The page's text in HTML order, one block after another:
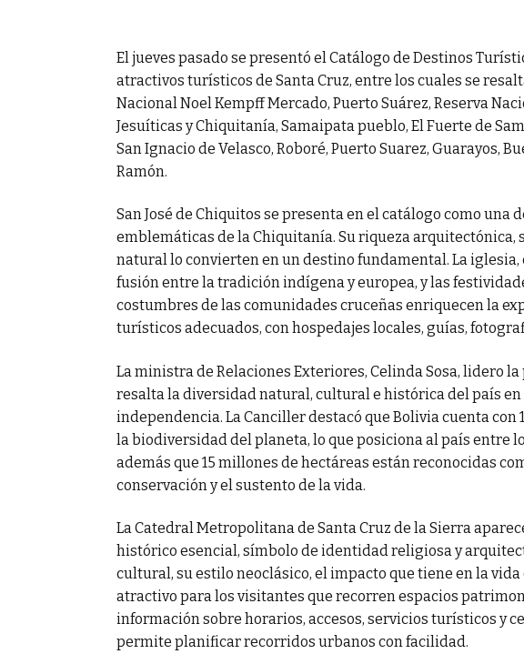
El jueves pasado se presentó el Catálogo de Destinos
atractivos turísticos de Santa Cruz, entre los cuales se
Nacional Noel Kempff Mercado, Puerto Suárez, Reserva
Jesuíticas y Chiquitanía, Samaipata pueblo, El Fuerte de
San Ignacio de Velasco, Roboré, Puerto Suarez, Guarayos,
Ramón.
San José de Chiquitos se presenta en el catálogo como una
emblemáticas de la Chiquitanía. Su riqueza arquitectónica,
natural lo convierten en un destino fundamental. La
fusión entre la tradición indígena y europea, y las
costumbres de las comunidades cruceñas enriquecen la
turísticos adecuados, con hospedajes locales, guías,
La ministra de Relaciones Exteriores, Celinda Sosa, lidero
resalta la diversidad natural, cultural e histórica del país
independencia. La Canciller destacó que Bolivia cuenta con
la biodiversidad del planeta, lo que posiciona al país entre
además que 15 millones de hectáreas están reconocidas
conservación y el sustento de la vida.
La Catedral Metropolitana de Santa Cruz de la Sierra
histórico esencial, símbolo de identidad religiosa y
cultural, su estilo neoclásico, el impacto que tiene en la
atractivo para los visitantes que recorren espacios
información sobre horarios, accesos, servicios turísticos y
permite planificar recorridos urbanos con facilidad.